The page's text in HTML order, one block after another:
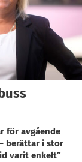
för avgående
berättar i stor
varit enkelt”